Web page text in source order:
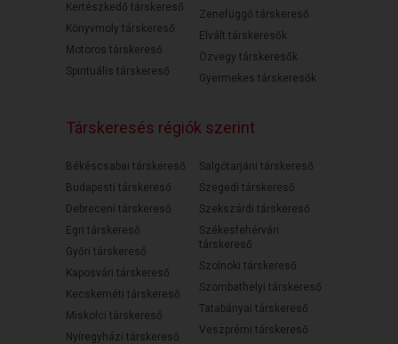
Kertészkedő társkereső
Könyvmoly társkereső
Motoros társkereső
Spirituális társkereső
Zenefüggő társkereső
Elvált társkeresők
Özvegy társkeresők
Gyermekes társkeresők
Társkeresés régiók szerint
Békéscsabai társkereső
Budapesti társkereső
Debreceni társkereső
Egri társkereső
Győri társkereső
Kaposvári társkereső
Kecskeméti társkereső
Miskolci társkereső
Nyíregyházi társkereső
Salgótarjáni társkereső
Szegedi társkereső
Szekszárdi társkereső
Székesfehérvári
társkereső
Szolnoki társkereső
Szombathelyi társkereső
Tatabányai társkereső
Veszprémi társkereső